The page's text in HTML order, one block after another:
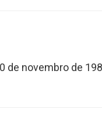
de novembro de